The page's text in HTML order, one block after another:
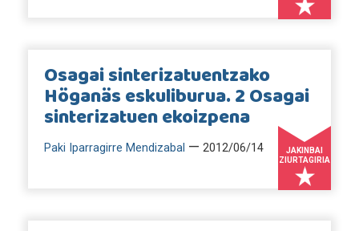
JAKINBAI
ZIURTAGIRIA
Osagai sinterizatuentzako
Höganäs eskuliburua. 2 Osagai
sinterizatuen ekoizpena
Paki Iparragirre Mendizabal — 2012/06/14